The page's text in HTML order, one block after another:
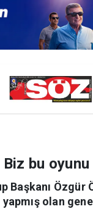
bu oyunu
Başkanı Özgür
olan